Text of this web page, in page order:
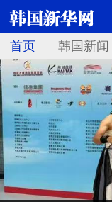
首页 韩国新闻